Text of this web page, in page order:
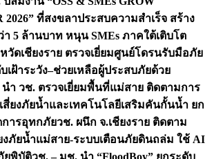
2026” ที่สงขลาประสบความสำเร็จ สร้าง
า 5 ล้านบาท หนุน SMEs ภาคใต้เติบโต
วัดเชียงราย ตรวจเยี่ยมศูนย์โดรนรับมือภัย
ฝ้าระวัง–ช่วยเหลือผู้ประสบภัยด้วย
นำ วช. ตรวจเยี่ยมพื้นที่แม่สาย ติดตามการ
ยงภัยน้ำและเทคโนโลยีเสริมคันกั้นน้ำ ยก
การอุทกภัยวช. ผนึก จ.เชียงราย ติดตาม
ภัยน้ำแม่สาย-ระบบเตือนภัยดินถล่ม ใช้ AI
ยพิบัติวช. – มช. นำ “FloodBoy” ยกระดับ